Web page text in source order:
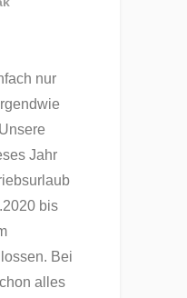
nur
Jahr
bis
Bei
alles